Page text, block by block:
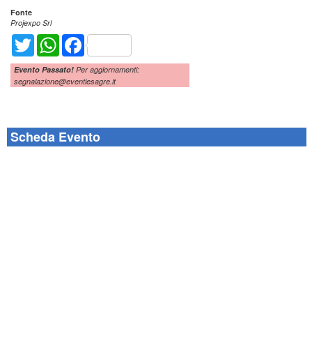
Fonte
Projexpo Srl
Twitter WhatsAppFacebook
Evento Passato! Per aggiornamenti:
segnalazione@eventiesagre.it
Scheda Evento